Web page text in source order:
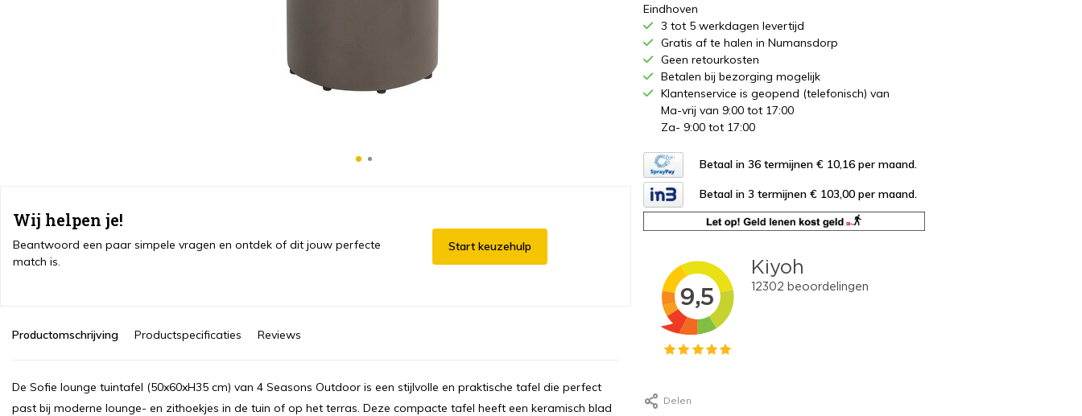
Wij helpen je!
Beantwoord een paar simpele vragen en ontdek of dit jouw perfecte
match is.
Start keuzehulp
Productomschrijving Productspecificaties Reviews
De Sofie lounge tuintafel (50x60xH35 cm) van 4 Seasons Outdoor is een stijlvolle en praktische tafel die perfect
past bij moderne lounge- en zithoekjes in de tuin of op het terras. Deze compacte tafel heeft een keramisch blad
Eindhoven
3 tot 5 werkdagen levertijd
Gratis af te halen in Numansdorp
Geen retourkosten
Betalen bij bezorging mogelijk
Klantenservice is geopend (telefonisch) van
Ma-vrij van 9:00 tot 17:00
Za- 9:00 tot 17:00
Betaal in 36 termijnen € 10,16 per maand.
Betaal in 3 termijnen € 103,00 per maand.
Delen